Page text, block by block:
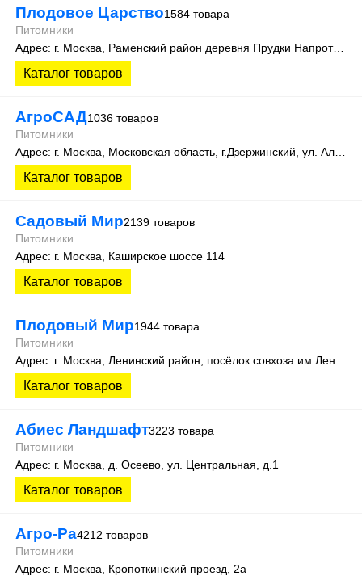
Плодовое Царство1584 товара
Питомники
Адрес: г. Москва, Раменский район деревня Прудки Напротив дома 50/1
Каталог товаров
АгроСАД1036 товаров
Питомники
Каталог товаров
Садовый Мир2139 товаров
Питомники
Адрес: г. Москва, Каширское шоссе 114
Каталог товаров
Плодовый Мир1944 товара
Питомники
Каталог товаров
Абиес Ландшафт3223 товара
Питомники
Адрес: г. Москва, д. Осеево, ул. Центральная, д.1
Каталог товаров
Агро-Ра4212 товаров
Питомники
Адрес: г. Москва, Кропоткинский проезд, 2а